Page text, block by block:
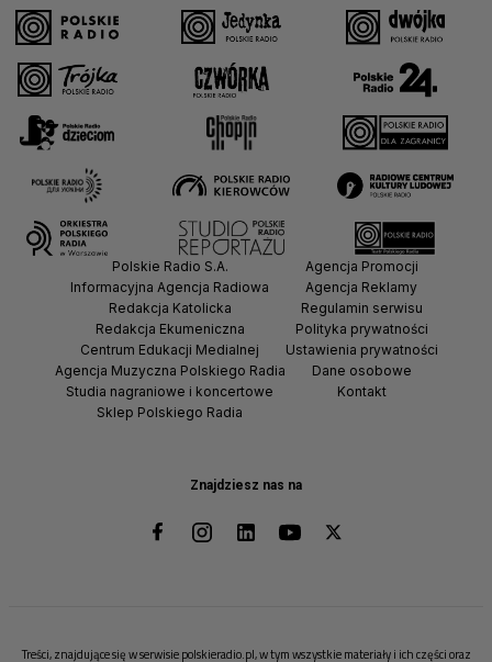
Znajdziesz nas na
Polskie Radio S.A.
Informacyjna Agencja Radiowa
Redakcja Katolicka
Redakcja Ekumeniczna
Centrum Edukacji Medialnej
Agencja Muzyczna Polskiego Radia
Studia nagraniowe i koncertowe
Sklep Polskiego Radia
Agencja Promocji
Agencja Reklamy
Regulamin serwisu
Polityka prywatności
Ustawienia prywatności
Dane osobowe
Kontakt
Treści, znajdujące się w serwisie polskieradio.pl, w tym wszystkie materiały i ich części oraz